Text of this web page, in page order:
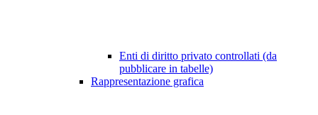
Enti di diritto privato controllati (da
pubblicare in tabelle)
Rappresentazione grafica